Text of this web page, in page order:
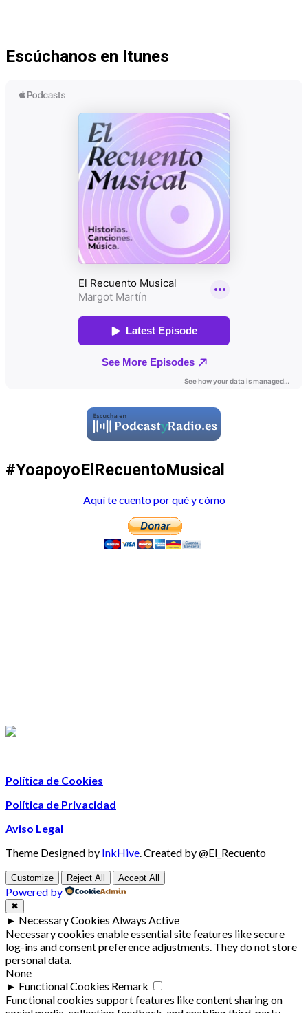
Escúchanos en Itunes
#YoapoyoElRecuentoMusical
Aquí te cuento por qué y cómo
Política de Cookies
Política de Privacidad
Aviso Legal
Theme Designed by InkHive.Created by @El_Recuento
Customize Reject All Accept All
Powered by
✖
► Necessary Cookies Always Active
Necessary cookies enable essential site features like secure
log-ins and consent preference adjustments. They do not store
personal data.
None
► Functional Cookies Remark
Functional cookies support features like content sharing on